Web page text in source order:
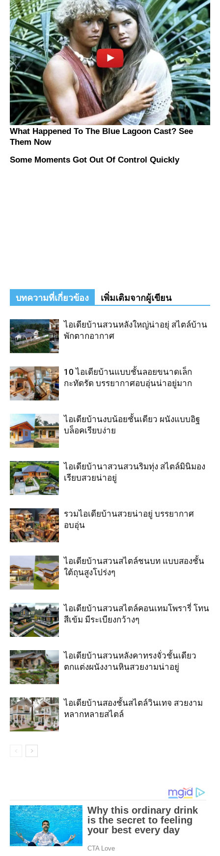
บทความที่เกี่ยวข้อง เพิ่มเติมจากผู้เขียน
ไอเดียบ้านสวนหลังใหญ่น่าอยุ่ สไตล์บ้าน
พักตากอากาศ
10 ไอเดียบ้านแบบชั้นลอยขนาดเล็ก
กะทัดรัด บรรยากาศอบอุ่นน่าอยู่มาก
ไอเดียบ้านงบน้อยชั้นเดียว ผนังแบบอิฐ
บล็อคเรียบง่าย
ไอเดียบ้านาสวนสวนริมทุ่ง สไตล์มินิมอง
เรียบสวยน่าอยู่
รวมไอเดียบ้านสวยน่าอยู่ บรรยากาศ
อบอุ่น
ไอเดียบ้านสวนสไตล์ชนบท แบบสองชั้น
ใต้ถุนสูงโปร่งๆ
ไอเดียบ้านสวนสไตล์คอนเทมโพรารี่ โทน
สีเข้ม มีระเบียงกว้างๆ
ไอเดียบ้านสวนหลังคาทรงจั่วชั้นเดียว
ตกแต่งผนังงานหินสวยงามน่าอยู่
ไอเดียบ้านสองชั้นสไตล์วินเทจ สวยงาม
หลากหลายสไตล์